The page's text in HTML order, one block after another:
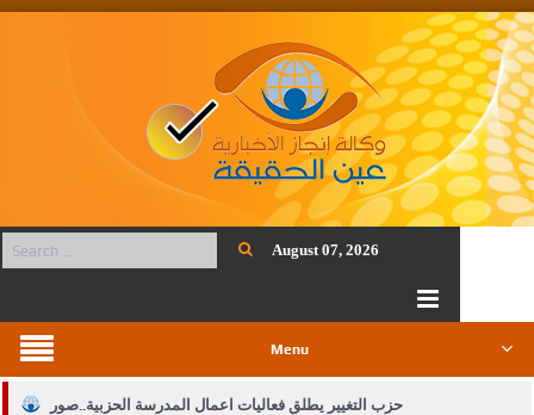
August 07, 2026
Menu
حزب التغيير يطلق فعاليات اعمال المدرسة الحزبية..صور